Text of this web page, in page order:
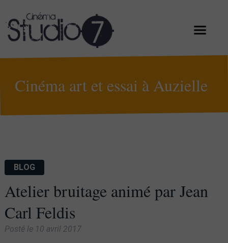
Cinéma art et essai à Auzielle
BLOG
Atelier bruitage animé par Jean
Carl Feldis
Posté le 10 avril 2017